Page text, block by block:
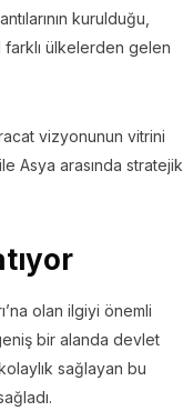
kurulduğu,
farklı ülkelerden gelen
vizyonunun vitrini
Asya arasında stratejik
olan ilgiyi önemli
bir alanda devlet
sağlayan bu